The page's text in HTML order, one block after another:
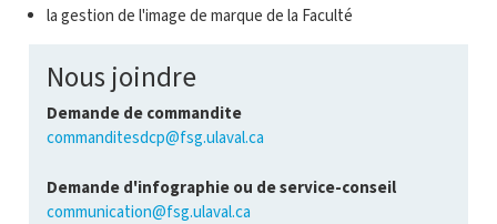
la gestion de l'image de marque de la Faculté
Nous joindre
Demande de commandite
commanditesdcp@fsg.ulaval.ca
Demande d'infographie ou de service-conseil
communication@fsg.ulaval.ca